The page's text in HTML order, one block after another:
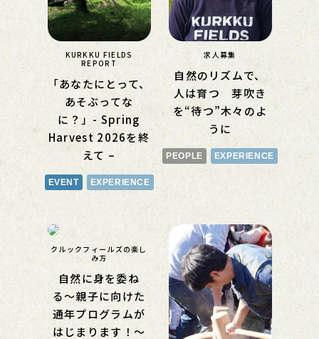
KURKKU FIELDS
REPORT
「あなたにとって、
あそぶってな
に？」- Spring
Harvest 2026を終
えて –
EVENT EXPERIENCE
求人募集
自然のリズムで、
人は育つ 芽吹き
を“待つ”木々のよ
うに
PEOPLE EXPERIENCE
クルックフィールズの楽し
み方
自然に身を委ね
る〜親子に向けた
通年プログラムが
はじまります！〜